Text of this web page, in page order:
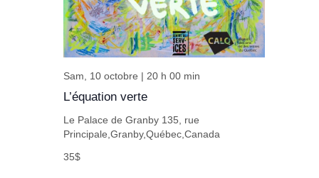
L’équation verte
Sam, 10 octobre | 20 h 00 min
Le Palace de Granby 135, rue
Principale,Granby,Québec,Canada
35$